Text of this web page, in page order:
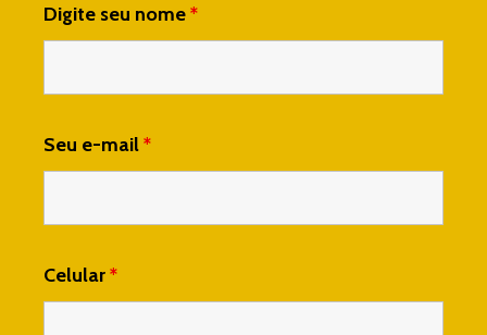
Digite seu nome*
Seu e-mail*
Celular*